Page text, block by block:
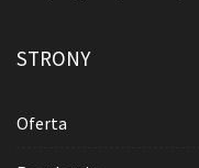
STRONY
Oferta